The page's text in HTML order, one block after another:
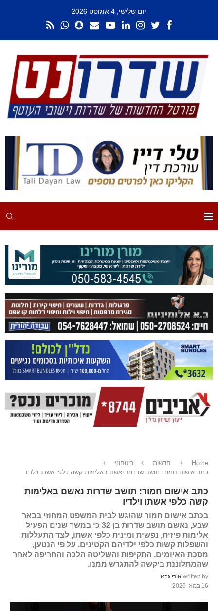
יום שלישי, 4 אוגוסט 2026
Home חדשות
ביטחוני
כתב אישום חמור: תושב שדרות נאשם באלימות קשה כלפי אשתו וילדיו
כתב אישום חמור: תושב שדרות נאשם באלימות
קשה כלפי אשתו וילדיו
בכתב אישום חמור שהוגש לבית המשפט המחוזי בבאר
שבע, נאשם תושב שדרות בן 32 כי במשך שנים הפעיל
אלימות פיזית, נפשית ומינית כלפי אשתו, לצד התעללות
והשפלות קשות כלפי ילדיהם הקטינים. על פי הנטען,
מסכת האיומים, התקיפות והשליטה הלכה והחריפה לאחר
שהמתלוננת ביקשה להתגרש ממנו.
written by אורי גבאי
16 במאי 2026